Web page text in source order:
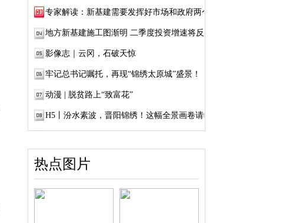
专家解读：新基建需要发挥好市场和政府两个...
地方新基建施工图渐明 二季度投资增速将反弹
影像志｜云冈，石破天惊
牢记总书记嘱托，再现“锦绣太原城”盛景！
动漫 | 脱贫路上“致富花”
H5丨汾水素波，晋阳锦绣！这幅全景画卷请收好
热点图片